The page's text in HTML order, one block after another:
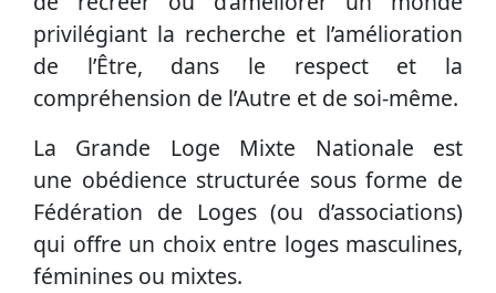
privilégiant la recherche et l’amélioration
de l’Être, dans le respect et la
compréhension de l’Autre et de soi-même.
La Grande Loge Mixte Nationale
est
une obédience structurée sous forme de
Fédération de Loges (ou d’associations)
qui offre un choix entre loges masculines,
féminines ou mixtes.